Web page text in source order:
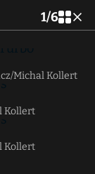
1/6
Michal Kollert
Kollert
Kollert